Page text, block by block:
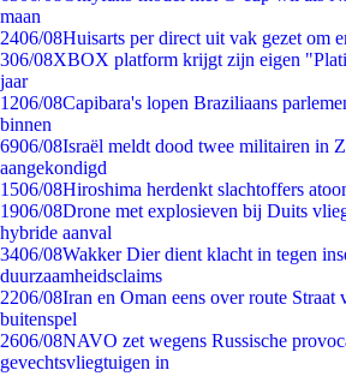
maan
2406/08Huisarts per direct uit vak gezet om
306/08XBOX platform krijgt zijn eigen
jaar
1206/08Capibara's lopen Braziliaans
binnen
6906/08Israël meldt dood twee militairen in
aangekondigd
1506/08Hiroshima herdenkt slachtoffers
1906/08Drone met explosieven bij Duits
hybride aanval
3406/08Wakker Dier dient klacht in tegen
duurzaamheidsclaims
2206/08Iran en Oman eens over route Straat
buitenspel
2606/08NAVO zet wegens Russische
gevechtsvliegtuigen in